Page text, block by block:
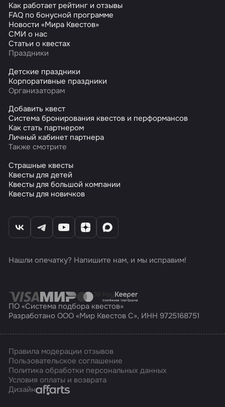
Как работает рейтинг и отзывы
FAQ по бонусной программе
Новости «Мира Квестов»
СМИ о нас
Статьи о квестах
Праздники
Детские праздники
Корпоративные праздники
Организаторам
Добавить квест
Система бронирования квестов и перформансов
Как стать партнером
Личный кабинет партнера
Также смотрите
Страшные квесты
Квесты для детей
Квесты для большой компании
Квесты для новичков
Нашли опечатку? Напишите нам, и мы исправим!
ПО «Система подбора квестов»
Разработано ООО «Мир Квестов С», ИНН 9725168751
Правила модерации отзывов
Пользовательское соглашение
Политика обработки персональных данных
Условия оплаты и возврата
ДизайнAffarts